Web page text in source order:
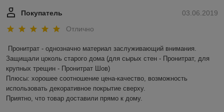
03.06.2019
Покупатель
Отлично
Пронитрат - однозначно материал заслуживающий внимания.
Защищали цоколь старого дома (для сырых стен - Пронитрат, для
крупных трещин - Пронитрат Шов)
Плюсы: хорошее соотношение цена-качество, возможность
использовать декоративное покрытие сверху.
Приятно, что товар доставили прямо к дому.